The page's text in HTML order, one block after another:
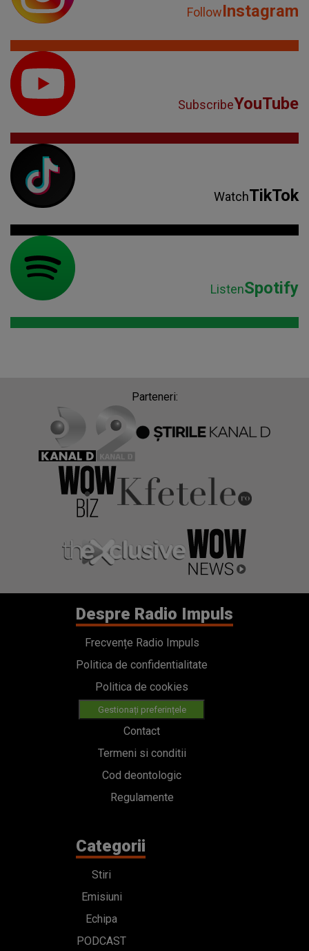
FollowInstagram
SubscribeYouTube
WatchTikTok
ListenSpotify
Parteneri:
Despre Radio Impuls
Frecvențe Radio Impuls
Politica de confidentialitate
Politica de cookies
Gestionați preferințele
Contact
Termeni si conditii
Cod deontologic
Regulamente
Categorii
Stiri
Emisiuni
Echipa
PODCAST